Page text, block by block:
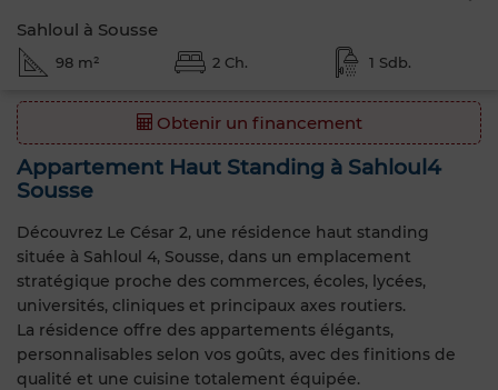
Sahloul à Sousse
98 m² 2 Ch. 1 Sdb.
Obtenir un financement
Appartement Haut Standing à Sahloul4
Sousse
Découvrez Le César 2, une résidence haut standing
située à Sahloul 4, Sousse, dans un emplacement
stratégique proche des commerces, écoles, lycées,
universités, cliniques et principaux axes routiers.
La résidence offre des appartements élégants,
personnalisables selon vos goûts, avec des finitions de
qualité et une cuisine totalement équipée.